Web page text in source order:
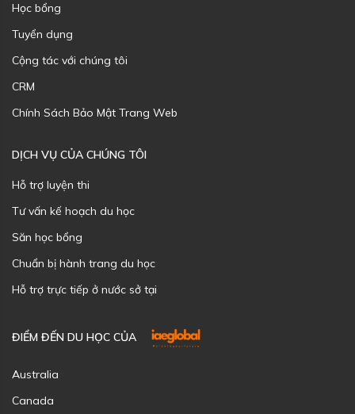
Học bổng
Tuyển dụng
Cộng tác với chúng tôi
CRM
Chính Sách Bảo Mật Trang Web
DỊCH VỤ CỦA CHÚNG TÔI
Hỗ trợ luyện thi
Tư vấn kế hoạch du học
Săn học bổng
Chuẩn bị hành trang du học
Hỗ trợ trực tiếp ở nước sở tại
ĐIỂM ĐẾN DU HỌC CỦA
Australia
Canada